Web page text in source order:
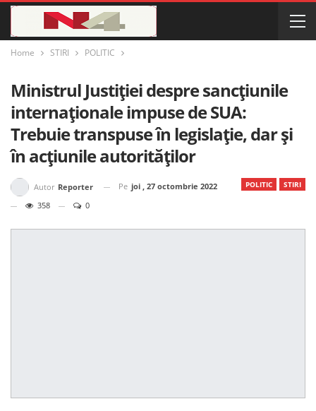
Home STIRI POLITIC
Ministrul Justiției despre sancțiunile
internaționale impuse de SUA:
Trebuie transpuse în legislație, dar și
în acțiunile autorităților
POLITIC STIRI
Autor Reporter Pe joi , 27 octombrie 2022
358
0